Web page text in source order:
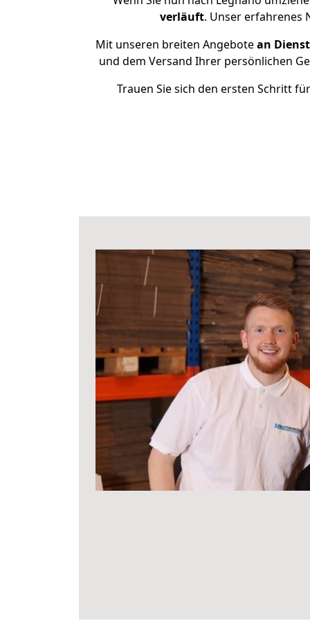
verläuft. Unser erfahrenes
Mit unseren breiten Angebotean
und dem Versand Ihrer persönlichen
Trauen Sie sich den ersten Schritt